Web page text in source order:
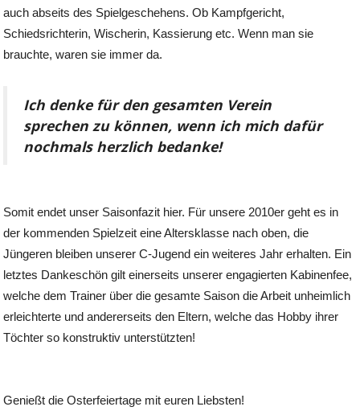
auch abseits des Spielgeschehens. Ob Kampfgericht,
Schiedsrichterin, Wischerin, Kassierung etc. Wenn man sie
brauchte, waren sie immer da.
Ich denke für den gesamten Verein
sprechen zu können, wenn ich mich dafür
nochmals herzlich bedanke!
Somit endet unser Saisonfazit hier. Für unsere 2010er geht es in
der kommenden Spielzeit eine Altersklasse nach oben, die
Jüngeren bleiben unserer C-Jugend ein weiteres Jahr erhalten. Ein
letztes Dankeschön gilt einerseits unserer engagierten Kabinenfee,
welche dem Trainer über die gesamte Saison die Arbeit unheimlich
erleichterte und andererseits den Eltern, welche das Hobby ihrer
Töchter so konstruktiv unterstützten!
Genießt die Osterfeiertage mit euren Liebsten!